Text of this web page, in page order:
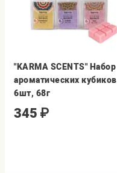
"KARMA SCENTS" Набор
ароматических кубиков
6шт, 68г
345 ₽